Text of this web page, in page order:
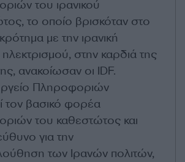
του ιρανικού
το οποίο βρισκόταν στο
με την ιρανική
ηλεκτρισμού, στην καρδιά της
ανακοίωσαν οι IDF.
Πληροφοριών
τον βασικό φορέα
του καθεστώτος και
για την
των Ιρανών πολιτών,